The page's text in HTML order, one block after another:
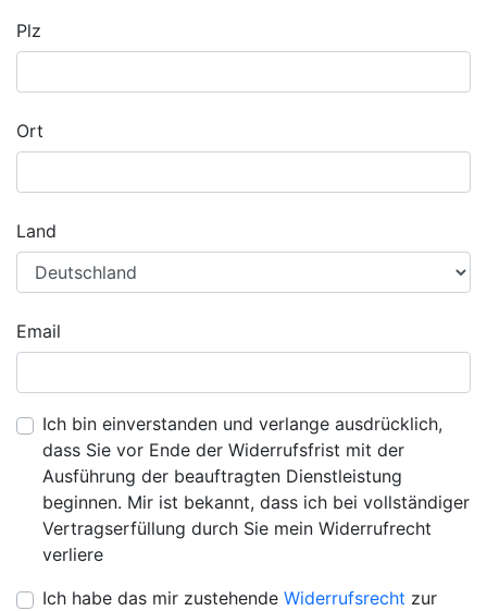
Plz
Ort
Land
Email
Ich bin einverstanden und verlange ausdrücklich,
dass Sie vor Ende der Widerrufsfrist mit der
Ausführung der beauftragten Dienstleistung
beginnen. Mir ist bekannt, dass ich bei vollständiger
Vertragserfüllung durch Sie mein Widerrufrecht
verliere
Ich habe das mir zustehende Widerrufsrecht zur